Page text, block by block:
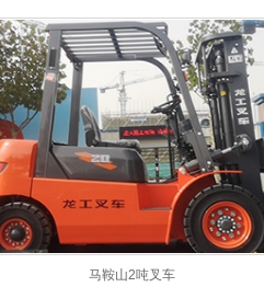
马鞍山2吨叉车